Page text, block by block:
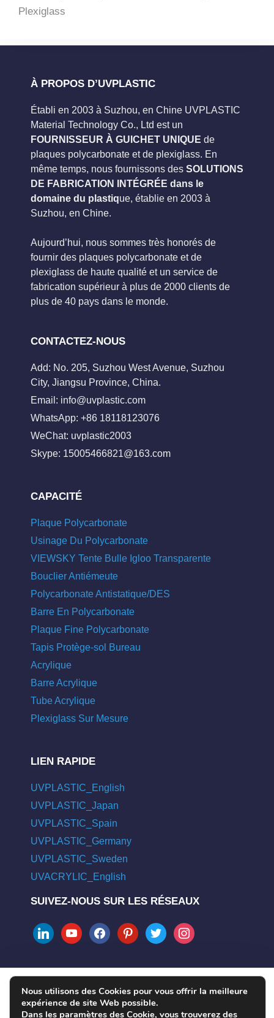
Plexiglass
À PROPOS D’UVPLASTIC
Établi en 2003 à Suzhou, en Chine UVPLASTIC
Material Technology Co., Ltd est un
FOURNISSEUR À GUICHET UNIQUE de
plaques polycarbonate et de plexiglass. En
même temps, nous fournissons des SOLUTIONS
DE FABRICATION INTÉGRÉE dans le
domaine du plastique, établie en 2003 à
Suzhou, en Chine.
Aujourd’hui, nous sommes très honorés de
fournir des plaques polycarbonate et de
plexiglass de haute qualité et un service de
fabrication supérieur à plus de 2000 clients de
plus de 40 pays dans le monde.
CONTACTEZ-NOUS
Add: No. 205, Suzhou West Avenue, Suzhou
City, Jiangsu Province, China.
Email: info@uvplastic.com
WhatsApp: +86 18118123076
WeChat: uvplastic2003
Skype: 15005466821@163.com
CAPACITÉ
Plaque Polycarbonate
Usinage Du Polycarbonate
VIEWSKY Tente Bulle Igloo Transparente
Bouclier Antiémeute
Polycarbonate Antistatique/DES
Barre En Polycarbonate
Plaque Fine Polycarbonate
Tapis Protège-sol Bureau
Acrylique
Barre Acrylique
Tube Acrylique
Plexiglass Sur Mesure
LIEN RAPIDE
UVPLASTIC_English
UVPLASTIC_Japan
UVPLASTIC_Spain
UVPLASTIC_Germany
UVPLASTIC_Sweden
UVACRYLIC_English
SUIVEZ-NOUS SUR LES RÉSEAUX
linkedinyoutubefacebookpinteresttwitter instagram
COPYRIGHT © 2004 - 2026 UVPLASTIC MATERIAL TECHNOLOGY
CO., LTD. ALL RIGHTS RESERVED
Nous utilisons des Cookies pour vous offrir la meilleure
expérience de site Web possible.
Dans les paramètres des Cookie, vous trouverez des